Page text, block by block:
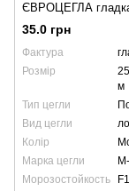
ЄВРОЦЕГЛА
250х105х65мм
35.0 грн
Фактура
Розмір
м
Тип цегли
Вид цегли
Колір
Марка цегли
Морозостойкость